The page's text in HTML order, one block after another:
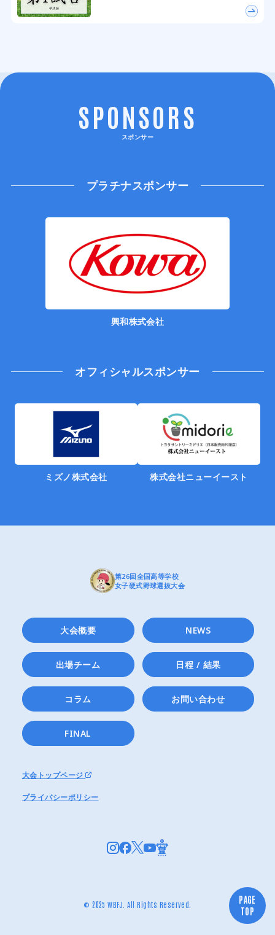
SPONSORS
スポンサー
プラチナスポンサー
興和株式会社
オフィシャルスポンサー
ミズノ株式会社 株式会社ニューイースト
第26回全国高等学校
女子硬式野球選抜大会
大会概要 NEWS
出場チーム 日程 / 結果
コラム お問い合わせ
FINAL
大会トップページ
プライバシーポリシー
PAGE
TOP
© 2025 WBFJ. All Rights Reserved.